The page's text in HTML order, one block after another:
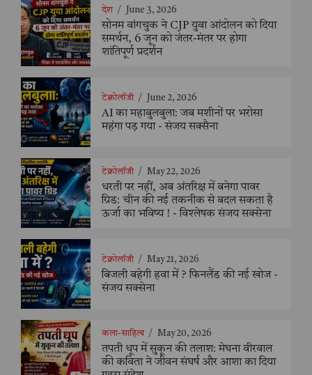
देश / June 3, 2026
सोनम वांगचुक ने CJP युवा आंदोलन को दिया
समर्थन, 6 जून को जंतर-मंतर पर होगा
शांतिपूर्ण प्रदर्शन
टेक्नोलॉजी / June 2, 2026
AI का महाबुलबुला: जब मशीनों पर भरोसा
महंगा पड़ गया - संजय सक्सैना
टेक्नोलॉजी / May 22, 2026
धरती पर नहीं, अब अंतरिक्ष में बनेगा पावर
ग्रिड: चीन की नई तकनीक से बदल सकता है
ऊर्जा का भविष्य ! - विश्लेषक संजय सक्सेना
टेक्नोलॉजी / May 21, 2026
बिजली बहेगी हवा में ? फिनलैंड की नई खोज -
संजय सक्सेना
कला-साहित्य / May 20, 2026
तपती धूप में सुकून की तलाश: मेघना वीरवाल
की कविता ने जीवन संघर्ष और आशा का दिया